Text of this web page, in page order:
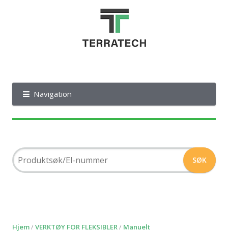
Navigation
Hjem/VERKTØY FOR FLEKSIBLER/ Manuelt